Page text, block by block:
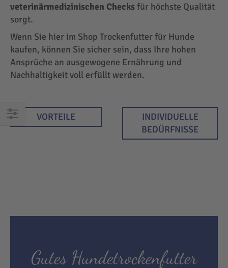
EINKAUFEN
veterinärmedizinischen Checksfür höchste Qualität
sorgt.
Wenn Sie hier im Shop Trockenfutter für Hunde
kaufen, können Sie sicher sein, dass Ihre hohen
Ansprüche an ausgewogene Ernährung und
Nachhaltigkeit voll erfüllt werden.
VORTEILE
INDIVIDUELLE
BEDÜRFNISSE
Gutes Hundetrockenfutter